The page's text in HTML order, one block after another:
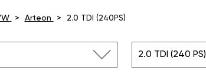
Arteon 2.0 TDI (240PS)
2.0 TDI (240 PS)